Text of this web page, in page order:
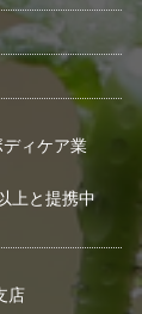
ィケア業
上と提携中
店